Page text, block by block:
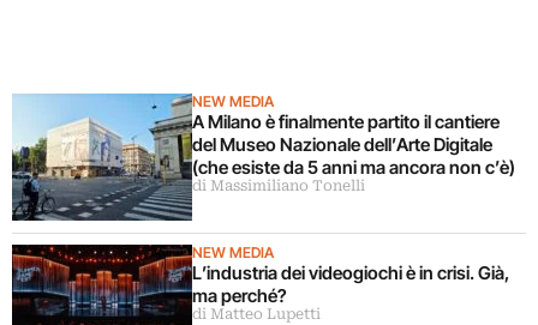
NEW MEDIA
A Milano è finalmente partito il cantiere
del Museo Nazionale dell’Arte Digitale
(che esiste da 5 anni ma ancora non c’è)
di Massimiliano Tonelli
NEW MEDIA
L’industria dei videogiochi è in crisi. Già,
ma perché?
di Matteo Lupetti